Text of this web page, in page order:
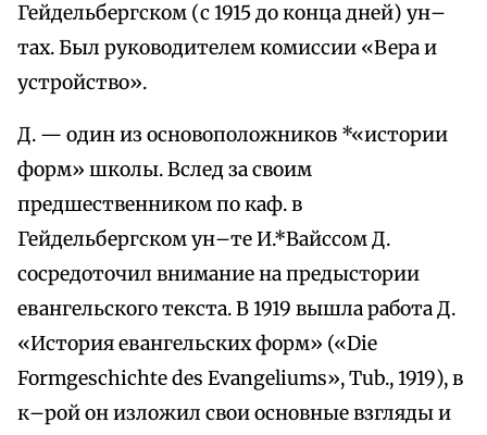
Гейдельбергском (с 1915 до конца дней) ун–
тах. Был руководителем комиссии «Вера и
устройство».
Д. — один из основоположников *«истории
форм» школы. Вслед за своим
предшественником по каф. в
Гейдельбергском ун–те И.*Вайссом Д.
сосредоточил внимание на предыстории
евангельского текста. В 1919 вышла работа Д.
«История евангельских форм» («Die
Formgeschichte des Evangeliums», Tub., 1919), в
к–рой он изложил свои основные взгляды и